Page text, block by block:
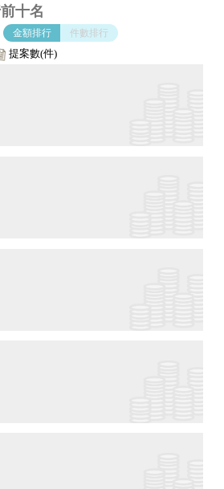
十名
金額排行 件數排行
提案數(件)